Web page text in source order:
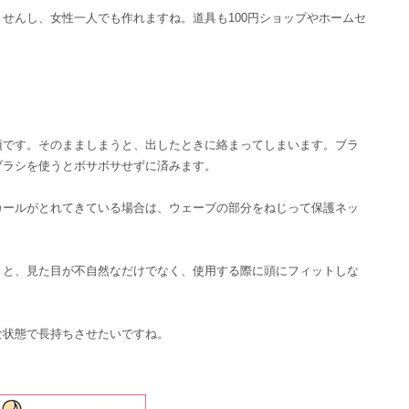
んし、女性一人でも作れますね。道具も100円ショップやホームセ
す。そのまましまうと、出したときに絡まってしまいます。ブラ
シを使うとボサボサせずに済みます。
ルがとれてきている場合は、ウェーブの部分をねじって保護ネッ
、見た目が不自然なだけでなく、使用する際に頭にフィットしな
態で長持ちさせたいですね。